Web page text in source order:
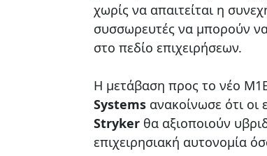
χωρίς να απαιτείται η
συσσωρευτές να μπορούν
στο πεδίο επιχειρήσεων.
Η μετάβαση προς το νέο
Systems ανακοίνωσε ότι οι
Stryker θα αξιοποιούν
επιχειρησιακή αυτονομία